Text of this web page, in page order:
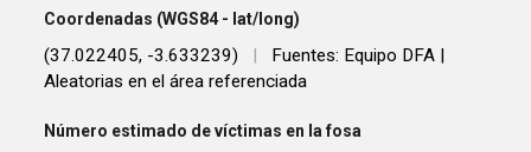
Coordenadas (WGS84 - lat/long)
(37.022405, -3.633239)
Fuentes: Equipo DFA |
Aleatorias en el área referenciada
Número estimado de víctimas en la fosa